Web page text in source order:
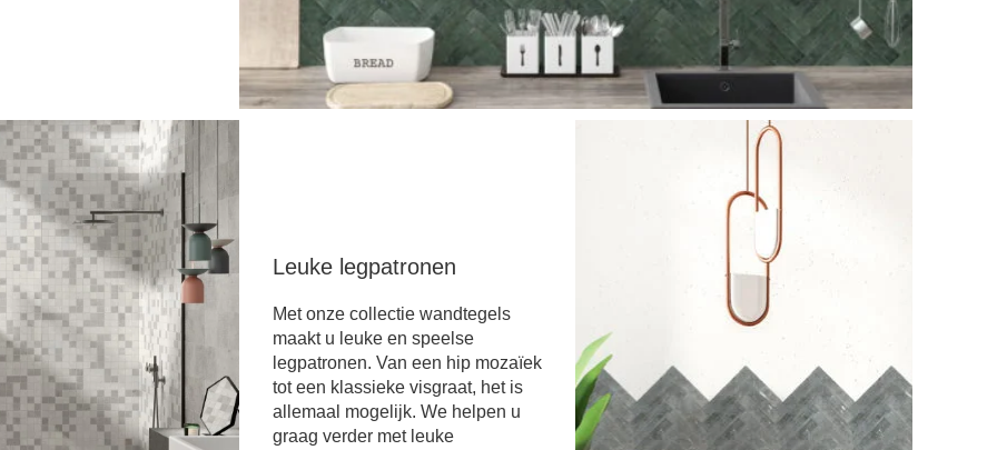
Leuke legpatronen
Met onze collectie wandtegels
maakt u leuke en speelse
legpatronen. Van een hip mozaïek
tot een klassieke visgraat, het is
allemaal mogelijk. We helpen u
graag verder met leuke